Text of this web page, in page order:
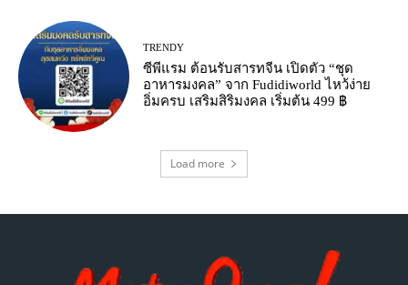
TRENDY
ซีพีแรม ต้อนรับสารทจีน เปิดตัว “ชุด
อาหารมงคล” จาก Fudidiworld ไหว้ง่าย
อิ่มครบ เสริมสิริมงคล เริ่มต้น 499 ฿
Load more